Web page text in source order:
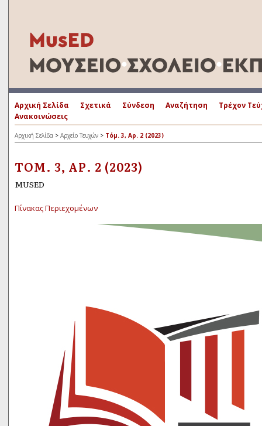
Αρχική Σελίδα Σχετικά Σύνδεση Αναζήτηση
Τρέχον
Ανακοινώσεις
Αρχική Σελίδα > Αρχείο Τευχών > Τόμ. 3, Αρ. 2 (2023)
ΤΌΜ. 3, ΑΡ. 2 (2023)
MUSED
Πίνακας Περιεχομένων